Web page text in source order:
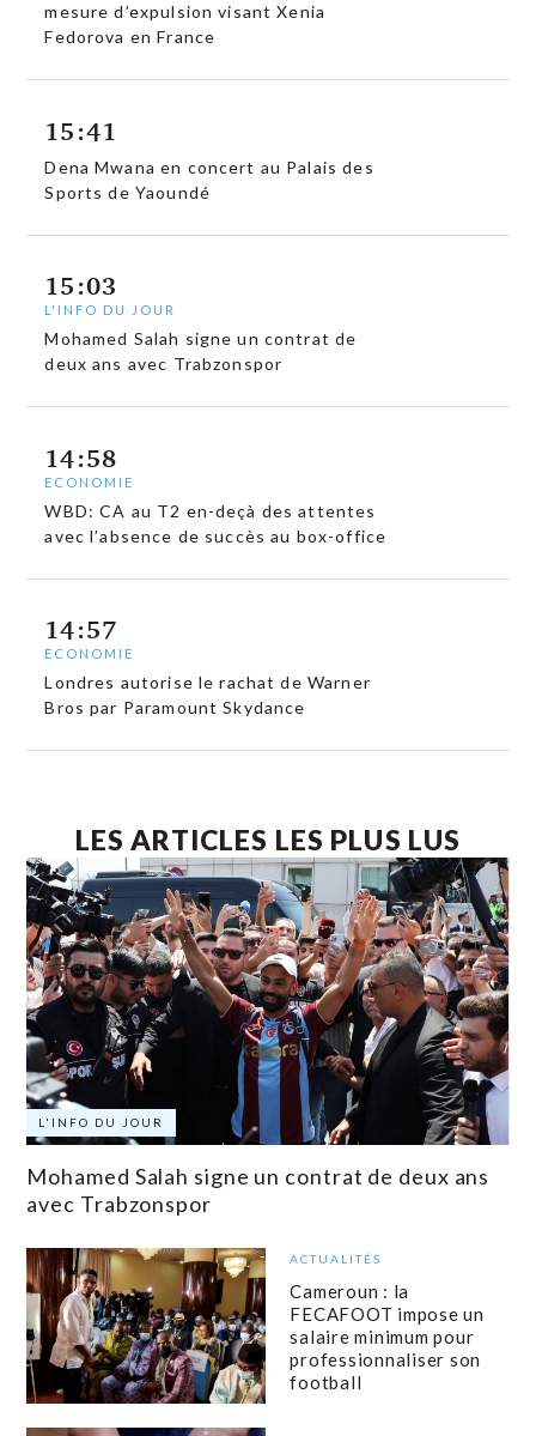
mesure d’expulsion visant Xenia
Fedorova en France
15:41
Dena Mwana en concert au Palais des
Sports de Yaoundé
15:03
L'INFO DU JOUR
Mohamed Salah signe un contrat de
deux ans avec Trabzonspor
14:58
ECONOMIE
WBD: CA au T2 en-deçà des attentes
avec l’absence de succès au box-office
14:57
ECONOMIE
Londres autorise le rachat de Warner
Bros par Paramount Skydance
LES ARTICLES LES PLUS LUS
L'INFO DU JOUR
Mohamed Salah signe un contrat de deux ans
avec Trabzonspor
ACTUALITÉS
Cameroun : la
FECAFOOT impose un
salaire minimum pour
professionnaliser son
football